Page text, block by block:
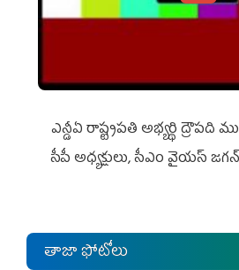
ఎన్డీఏ రాష్ట్ర‌ప‌తి అభ్య‌ర్థి ద్రౌప‌ది
సీపీ అధ్య‌క్షులు, సీఎం వైయ‌స్
తాజా ఫోటోలు